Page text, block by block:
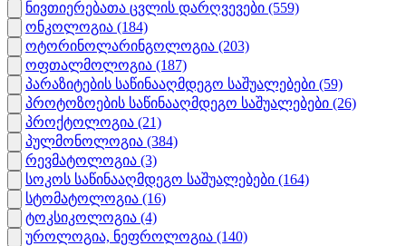
ნივთიერებათა ცვლის დარღვევები (559)
ონკოლოგია (184)
ოტორინოლარინგოლოგია (203)
ოფთალმოლოგია (187)
პარაზიტების საწინააღმდეგო საშუალებები (59)
პროტოზოების საწინააღმდეგო საშუალებები (26)
პროქტოლოგია (21)
პულმონოლოგია (384)
რევმატოლოგია (3)
სოკოს საწინააღმდეგო საშუალებები (164)
სტომატოლოგია (16)
ტოკსიკოლოგია (4)
უროლოგია, ნეფროლოგია (140)